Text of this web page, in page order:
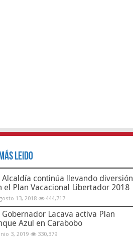
Leido
Alcaldía continúa llevando diversión
el Plan Vacacional Libertador 2018
13, 2018 444,717
Gobernador Lacava activa Plan
Azul en Carabobo
3, 2019 330,379